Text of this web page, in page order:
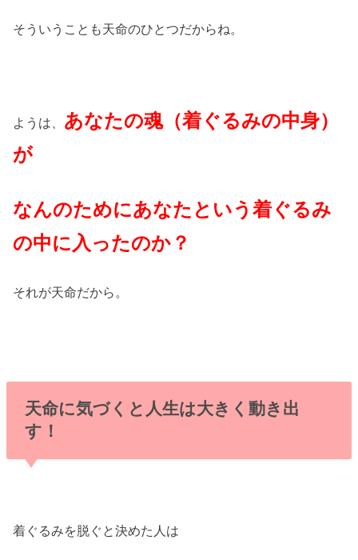
そういうことも天命のひとつだからね。
ようは、 あなたの魂（着ぐるみの中身）
が
なんのためにあなたという着ぐるみ
の中に入ったのか？
それが天命だから。
天命に気づくと人生は大きく動き出
す！
着ぐるみを脱ぐと決めた人は